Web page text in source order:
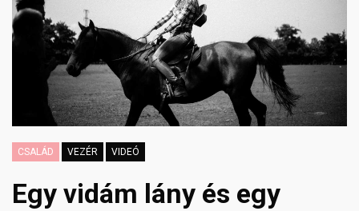
CSALÁD VEZÉR VIDEÓ
Egy vidám lány és egy